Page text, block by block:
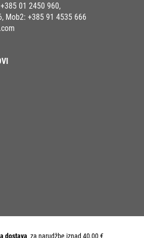
+385 01 2450 960,
, Mob2: +385 91 4535 666
dostava za narudžbe iznad 40,00 €